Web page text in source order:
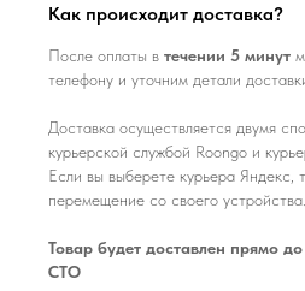
Как происходит доставка?
После оплаты в течении 5 минут
телефону и уточним детали
Доставка осуществляется двумя
курьерской службой Roongo и
Если вы выберете курьера Яндекс,
перемещение со своего устройства.
Товар будет доставлен прямо
СТО